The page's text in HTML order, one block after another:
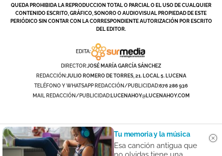
QUEDA PROHIBIDA LA REPRODUCCION TOTAL O PARCIAL O EL USO DE CUALQUIER
CONTENIDO ESCRITO, GRÁFICO, SONORO O AUDIOVISUAL PROPIEDAD DE ESTE
PERIÓDICO SIN CONTAR CON LA CORRESPONDIENTE AUTORIZACIÓN POR ESCRITO
DEL EDITOR.
EDITA:
DIRECTOR:JOSÉ MARÍA GARCÍA SÁNCHEZ
REDACCIÓN:JULIO ROMERO DE TORRES, 21. LOCAL 5. LUCENA
TELÉFONO Y WHATSAPP REDACCIÓN/PUBLICIDAD:676 286 936
MAIL REDACCIÓN/PUBLICIDAD:LUCENAHOY@LUCENAHOY.COM
Tu memoria y la música
Esa canción antigua que